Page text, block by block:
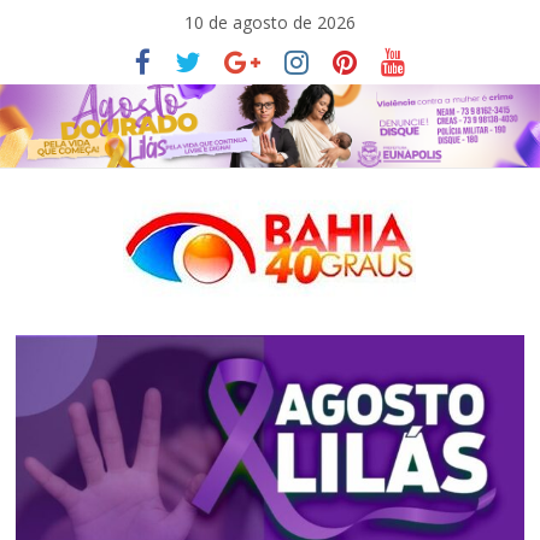
conteúdo
10 de agosto de 2026
Bahia40graus
Notícias
de
política,
meio